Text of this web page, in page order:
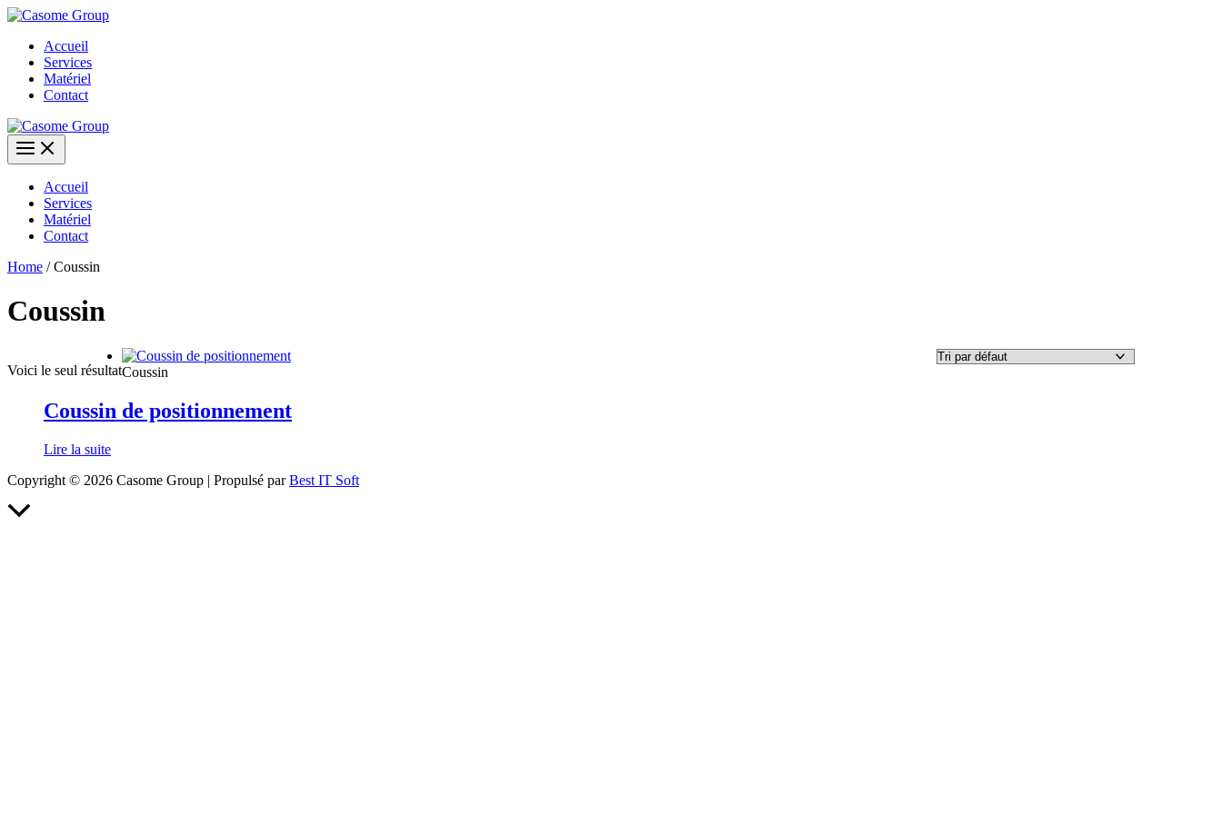
Aller
contenuAccueil
Services
Matériel
Contact
Accueil
Services
Matériel
Contact
Home / Coussin
Coussin
Voici le seul résultatCoussin
Coussin de positionnement
Lire la suite
Copyright © 2026 Casome Group | Propulsé parBest IT Soft